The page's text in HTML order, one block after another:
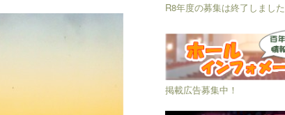
R8年度の募集は終了しました
掲載広告募集中！